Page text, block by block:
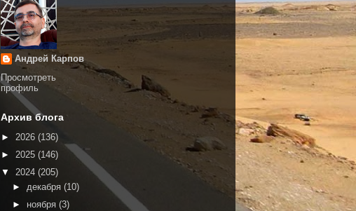
Андрей Карпов
Просмотреть
профиль
Архив блога
► 2026 (136)
► 2025 (146)
▼ 2024 (205)
► декабря (10)
► ноября (3)